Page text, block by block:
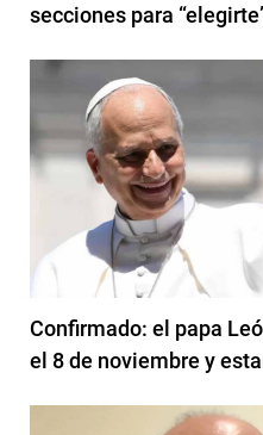
secciones para
Confirmado: el papa
el 8 de noviembre y